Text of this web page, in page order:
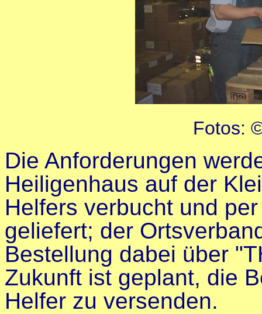
Fotos:
Die Anforderungen
Heiligenhaus auf der
Helfers verbucht und
geliefert; der
Bestellung dabei über
Zukunft ist geplant, die
Helfer zu versenden.